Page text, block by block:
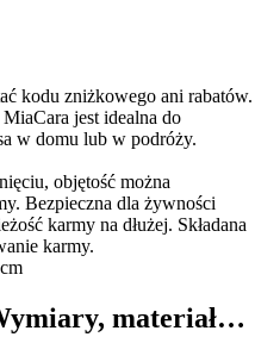
kodu zniżkowego ani rabatów.
jest idealna do
w domu lub w podróży.
objętość można
Bezpieczna dla żywności
karmy na dłużej. Składana
karmy.
materiał…